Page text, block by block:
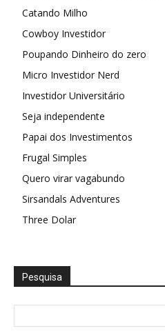
Catando Milho
Cowboy Investidor
Poupando Dinheiro do zero
Micro Investidor Nerd
Investidor Universitário
Seja independente
Papai dos Investimentos
Frugal Simples
Quero virar vagabundo
Sirsandals Adventures
Three Dolar
Pesquisa